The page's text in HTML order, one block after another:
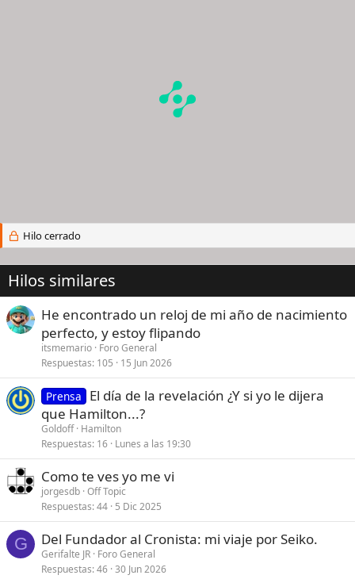
Hilo cerrado
Hilos similares
He encontrado un reloj de mi año de nacimiento
perfecto, y estoy flipando
itsmemario Foro General
Respuestas 105 15 Jun 2026
Prensa
El día de la revelación ¿Y si yo le dijera
que Hamilton...?
Goldoff Hamilton
Respuestas 16 Lunes a las 19:30
Como te ves yo me vi
jorgesdb Off Topic
Respuestas 44 5 Dic 2025
G Del Fundador al Cronista: mi viaje por Seiko.
Gerifalte JR Foro General
Respuestas 46 30 Jun 2026